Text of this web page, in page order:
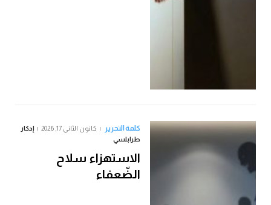
كلمة التحرير كانون الثاني 17, 2026
إدكار
طرابلسي
الاستهزاء سلاح
الضّعفاء